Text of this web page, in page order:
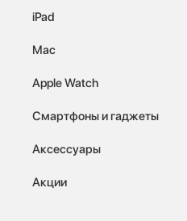
iPad
Mac
Apple Watch
Смартфоны и гаджеты
Аксессуары
Акции